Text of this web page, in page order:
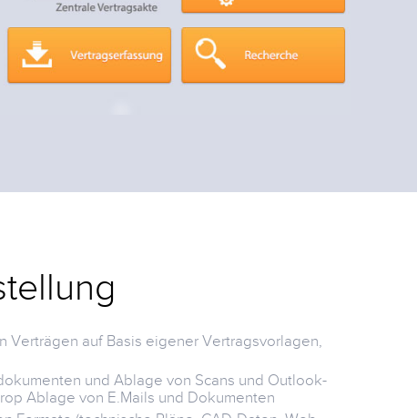
Verträgen auf Basis eigener Vertragsvorlagen,
und Ablage von Scans und Outlook-
Ablage von E.Mails und Dokumenten